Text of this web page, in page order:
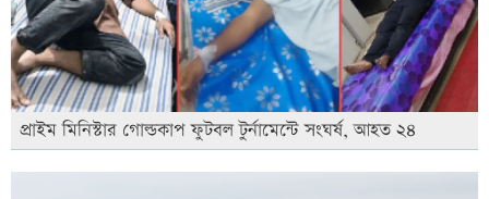
প্রাইম মিনিস্টার গোল্ডকাপ ফুটবল টুর্নামেন্টে সংঘর্ষ, আহত ২৪